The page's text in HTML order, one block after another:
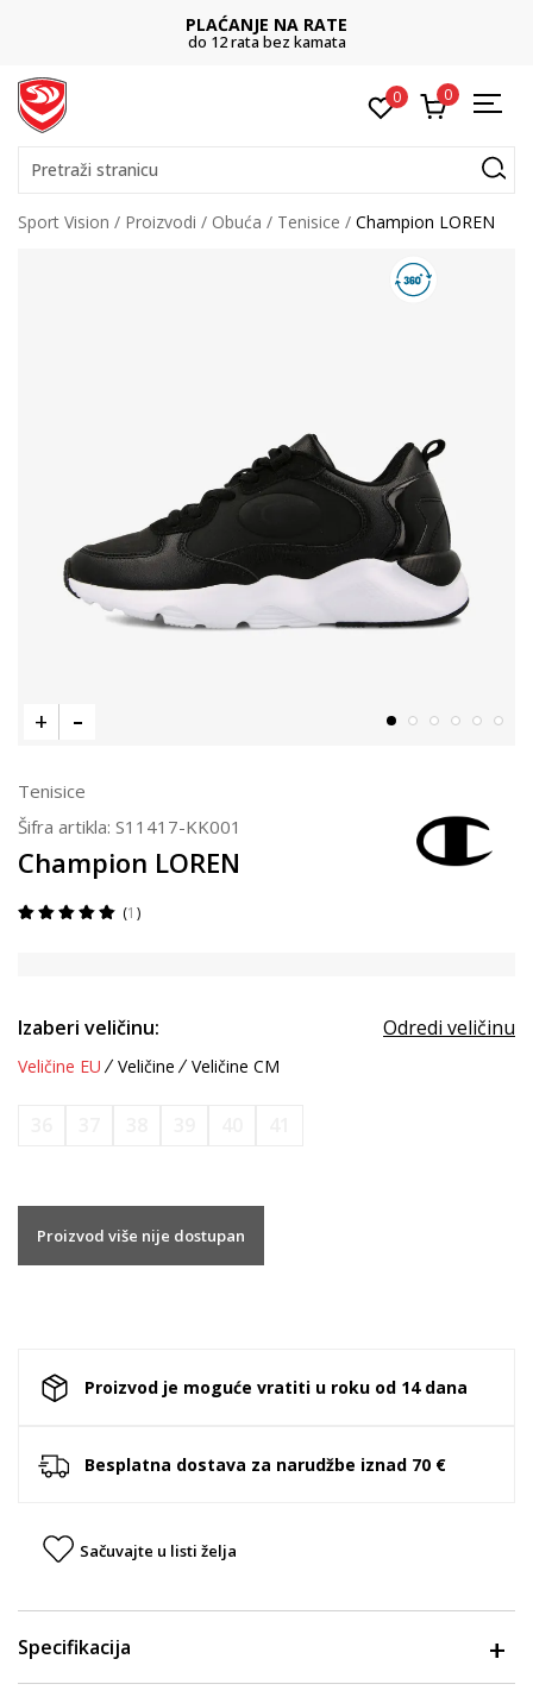
PLAĆANJE NA RATE
do 12 rata bez kamata
0 0
Pretraži stranicu
Sport Vision Proizvodi Obuća Tenisice Champion LOREN
Tenisice
Šifra artikla: S11417-KK001
Champion LOREN
1
Izaberi veličinu: Odredi veličinu
Veličine EU Veličine Veličine CM
Proizvod više nije dostupan
Proizvod je moguće vratiti u roku od 14 dana
Besplatna dostava za narudžbe iznad 70 €
Sačuvajte u listi želja
Specifikacija